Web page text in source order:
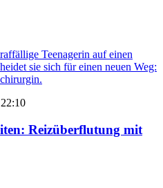
Teenagerin auf einen
sie sich für einen neuen Weg:
22:10
: Reizüberflutung mit